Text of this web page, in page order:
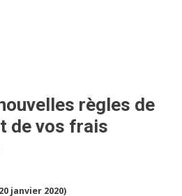
règles de
de vos frais
janvier 2020)